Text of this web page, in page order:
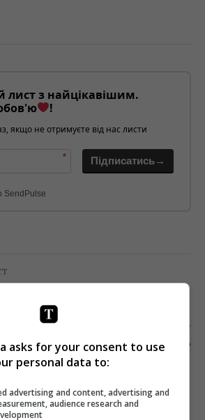
з найцікавішим.
!
якщо не отримуєте від нас листи
* Підписатись→
SendPulse
ПРЕМЬЕРЫ СЕРИАЛА
Следующий пост
ЗАПУСКАЕТ СЕРВИС ПЛАТНОГО
КОНТЕНТА ДЛЯ МЕДИЙЩИКОВ
asks for your consent to use
personal data to:
advertising and content, advertising and
audience research and